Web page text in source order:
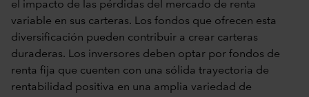
el impacto de las pérdidas del mercado de renta
variable en sus carteras. Los fondos que ofrecen esta
diversificación pueden contribuir a crear carteras
duraderas. Los inversores deben optar por fondos de
renta fija que cuenten con una sólida trayectoria de
rentabilidad positiva en una amplia variedad de